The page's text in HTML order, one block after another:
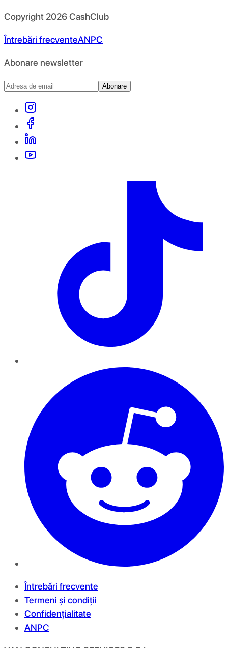
Copyright 2026CashClub
Întrebări frecventeANPC
Abonare newsletter
Abonare
Întrebări frecvente
Termeni și condiții
Confidențialitate
ANPC